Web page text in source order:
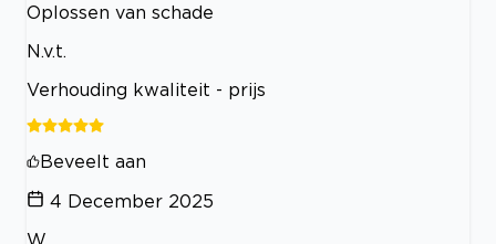
Oplossen van schade
N.v.t.
Verhouding kwaliteit - prijs
Beveelt aan
4 December 2025
W.